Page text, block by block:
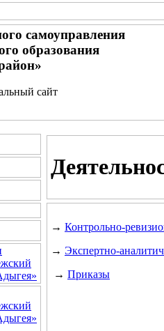
самоуправления
образования
сайт
→ Контрольно-
→ Экспертно-
→ Приказы